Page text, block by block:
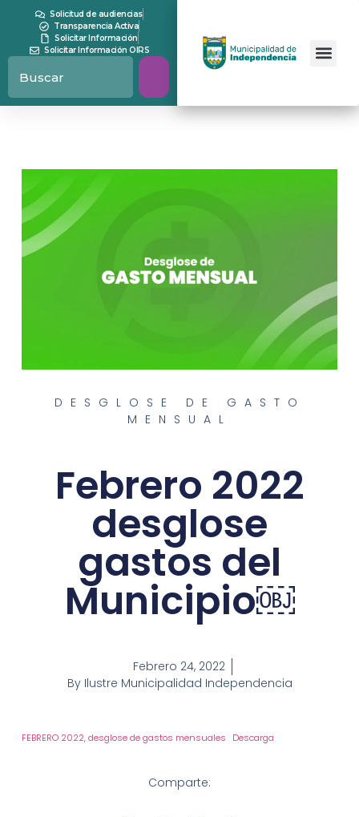
Solicitud de audiencias
Transparencia Activa
Solicitar Información
Solicitar Información OIRS
DESGLOSE DE GASTO
MENSUAL
Febrero 2022
desglose
gastos del
Municipio￼
Febrero 24, 2022
ByIlustre Municipalidad Independencia
FEBRERO 2022, desglose de gastos mensuales Descarga
Comparte: